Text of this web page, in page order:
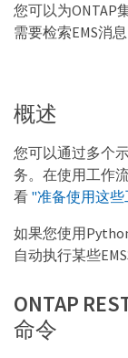
您可以为ONTAP
需要检索EMS消息
概述
您可以通过多个
务。在使用工作
看 "准备使用这
如果您使用
自动执行某些
ONTAP
命令